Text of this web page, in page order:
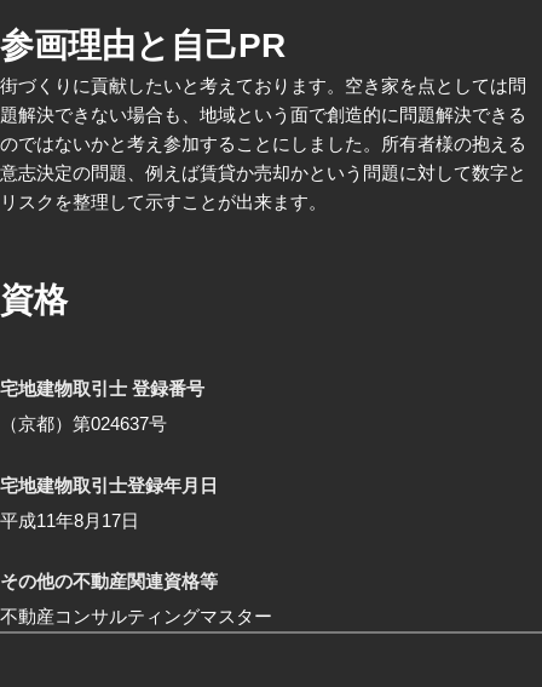
参画理由と自己PR
街づくりに貢献したいと考えております。空き家を点としては問
題解決できない場合も、地域という面で創造的に問題解決できる
のではないかと考え参加することにしました。所有者様の抱える
意志決定の問題、例えば賃貸か売却かという問題に対して数字と
リスクを整理して示すことが出来ます。
資格
宅地建物取引士 登録番号
（京都）第024637号
宅地建物取引士登録年月日
平成11年8月17日
その他の不動産関連資格等
不動産コンサルティングマスター